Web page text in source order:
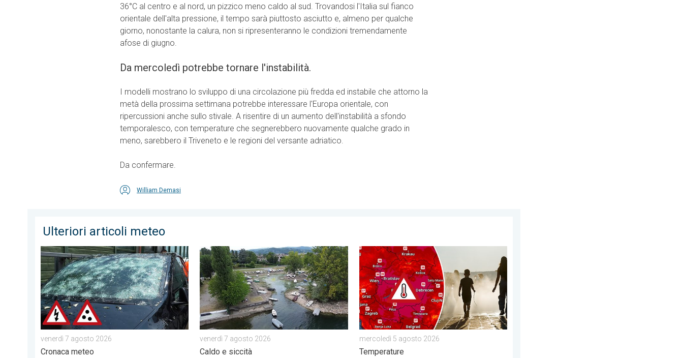
36°C al centro e al nord, un pizzico meno caldo al sud. Trovandosi l'Italia sul fianco
orientale dell'alta pressione, il tempo sarà piuttosto asciutto e, almeno per qualche
giorno, nonostante la calura, non si ripresenteranno le condizioni tremendamente
afose di giugno.
Da mercoledì potrebbe tornare l'instabilità.
I modelli mostrano lo sviluppo di una circolazione più fredda ed instabile che attorno la
metà della prossima settimana potrebbe interessare l'Europa orientale, con
ripercussioni anche sullo stivale. A risentire di un aumento dell'instabilità a sfondo
temporalesco, con temperature che segnerebbero nuovamente qualche grado in
meno, sarebbero il Triveneto e le regioni del versante adriatico.
Da confermare.
William Demasi
Ulteriori articoli meteo
Ancora fenomeni estremi sull'Italia. Cronaca meteo. . . venerdì 7 agosto 2026
venerdì 7 agosto 2026
Cronaca meteo
Emergenza siccità: Lago Maggiore in sofferenza. Caldo e siccità. . . venerdì 7 agosto 2026
venerdì 7 agosto 2026
Caldo e siccità
Ora il caldo estremo colpisce l'Europa orientale. Temperature. . . mercoledì 5 agosto 2026
mercoledì 5 agosto 2026
Temperature